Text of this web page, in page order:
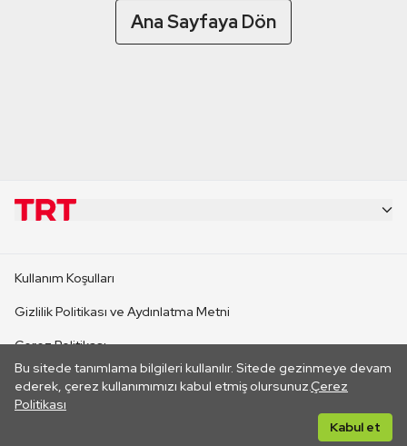
Ana Sayfaya Dön
Bu sitede tanımlama bilgileri kullanılır. Sitede gezinmeye devam
ederek, çerez kullanımımızı kabul etmiş olursunuz.Çerez
Politikası
Kabul et
CANLI YAYINLAR
Kullanım Koşulları
Gizlilik Politikası ve Aydınlatma Metni
Çerez Politikası
İletişim
Her hakkı saklıdır. ©2026 TRT. Bağlantı yoluyla gidilen dış